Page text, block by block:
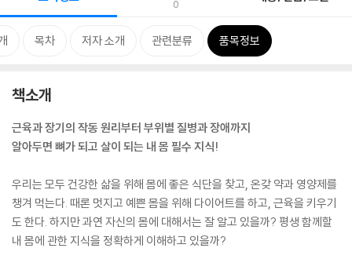
0
목차 저자 소개 관련분류 품목정보
책소개
근육과 장기의 작동 원리부터 부위별 질병과 장애까지
알아두면 뼈가 되고 살이 되는 내 몸 필수 지식!
우리는 모두 건강한 삶을 위해 몸에 좋은 식단을 찾고, 온갖 약과 영양제를
챙겨 먹는다. 때론 멋지고 예쁜 몸을 위해 다이어트를 하고, 근육을 키우기
도 한다. 하지만 과연 자신의 몸에 대해서는 잘 알고 있을까? 평생 함께할
내 몸에 관한 지식을 정확하게 이해하고 있을까?